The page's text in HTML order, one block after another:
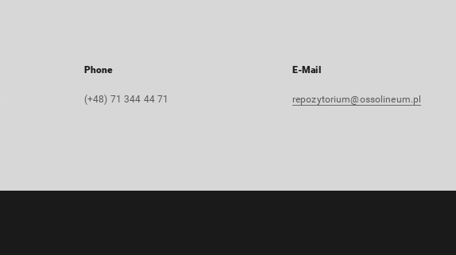
Phone
(+48) 71 344 44 71
E-Mail
repozytorium@ossolineum.pl